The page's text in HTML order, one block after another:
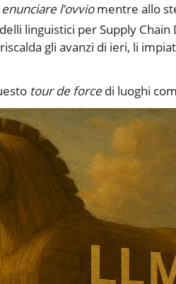
enunciare l’ovviomentre allo
linguistici per Supply Chain
gli avanzi di ieri, li
tour de forcedi luoghi